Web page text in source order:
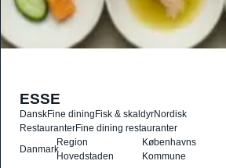
ESSE
DanskFine diningFisk & skaldyrNordisk
RestauranterFine dining restauranter
Danmark
Region
Hovedstaden
Københavns
Kommune